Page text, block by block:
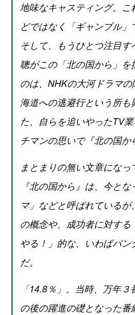
地味なキャスティング。
どではなく「ギャンブル」
そして、もうひとつ注目
聰がこの「北の国から」
のは、NHKの大河ドラマ
海道への逃避行という所も
た、自らを追いやったTV
チマンの思いで『北の国か
まとまりの無い文章にな
『北の国から』は、今と
マ」などと呼ばれている
の概念や、成功者に対す
やる！」的な、いわばパ
だ。
「14.8％」。当時、万年
の後の躍進の礎となった番